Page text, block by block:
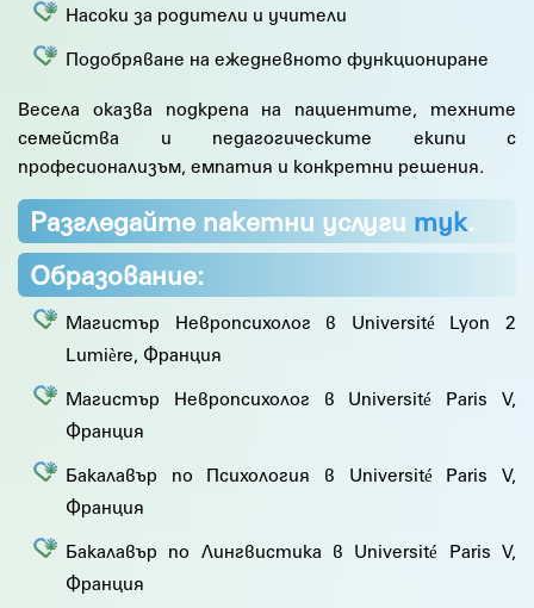
Насоки за родители и учители
Подобряване на ежедневното функциониране
Весела оказва подкрепа на пациентите, техните
семейства и педагогическите екипи с
професионализъм, емпатия и конкретни решения.
Разгледайте пакетни услуги тук.
Образование:
Магистър Невропсихолог в Université Lyon 2
Lumière, Франция
Магистър Невропсихолог в Université Paris V,
Франция
Бакалавър по Психология в Université Paris V,
Франция
Бакалавър по Лингвистика в Université Paris V,
Франция